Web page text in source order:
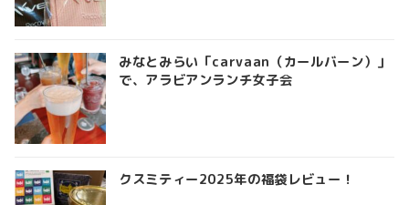
みなとみらい「carvaan（カールバーン）」
で、アラビアンランチ女子会
クスミティー2025年の福袋レビュー！